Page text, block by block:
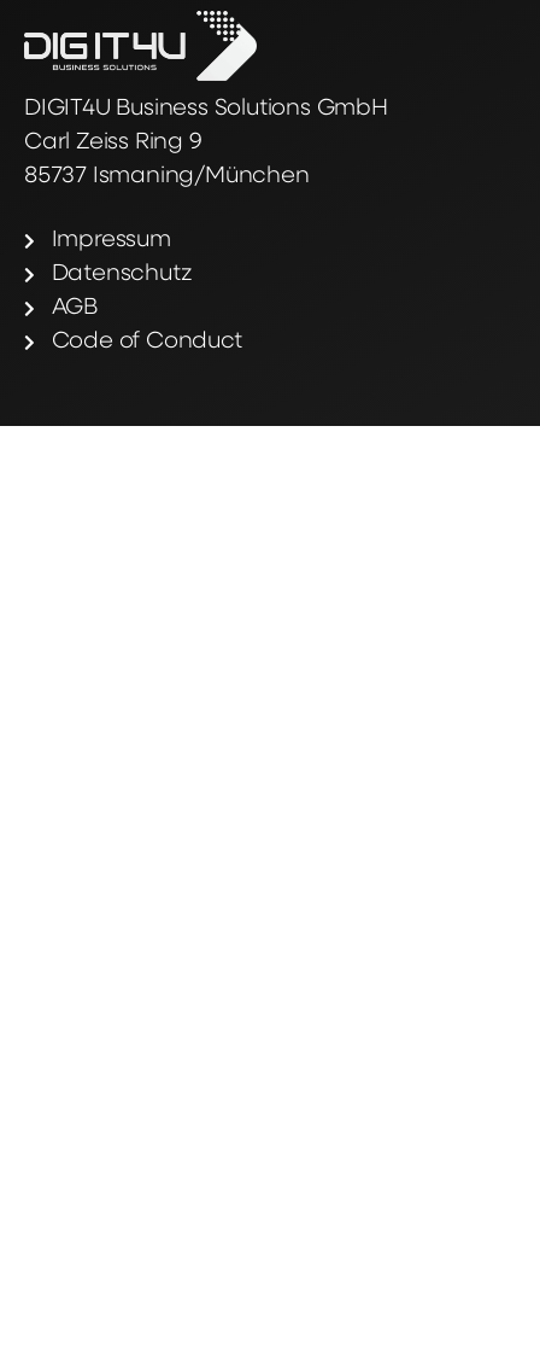
DIGIT4U Business Solutions GmbH
Carl Zeiss Ring 9
85737 Ismaning/München
Impressum
Datenschutz
AGB
Code of Conduct